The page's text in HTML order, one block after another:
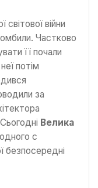
світової війни
Частково
її почали
потім
за
Велика
с
безпосередні